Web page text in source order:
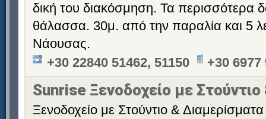
δική του διακόσμηση. Τα περισσότερα
θάλασσα. 30μ. από την παραλία και 5
Νάουσας.
+30 22840 51462, 51150
+30 6977
Sunrise Ξενοδοχείο με
Ξενοδοχείο με Στούντιο &